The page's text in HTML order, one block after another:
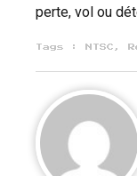
perte, vol ou
Tags : NTSC ,